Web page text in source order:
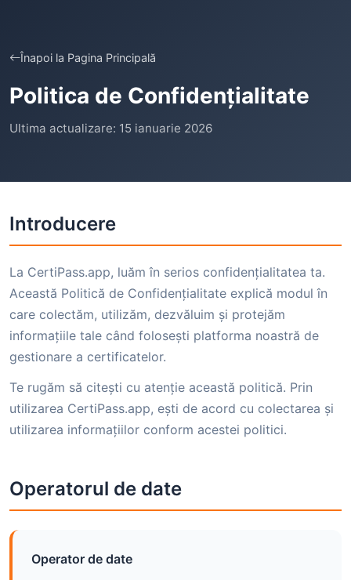
Înapoi la Pagina Principală
Politica de Confidențialitate
Ultima actualizare: 15 ianuarie 2026
Introducere
La CertiPass.app, luăm în serios confidențialitatea ta.
Această Politică de Confidențialitate explică modul în
care colectăm, utilizăm, dezvăluim și protejăm
informațiile tale când folosești platforma noastră de
gestionare a certificatelor.
Te rugăm să citești cu atenție această politică. Prin
utilizarea CertiPass.app, ești de acord cu colectarea și
utilizarea informațiilor conform acestei politici.
Operatorul de date
Operator de date